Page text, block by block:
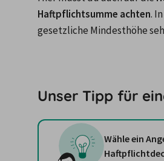
Haftpflichtsumme achten.
Unser Tipp für
Wähle ein